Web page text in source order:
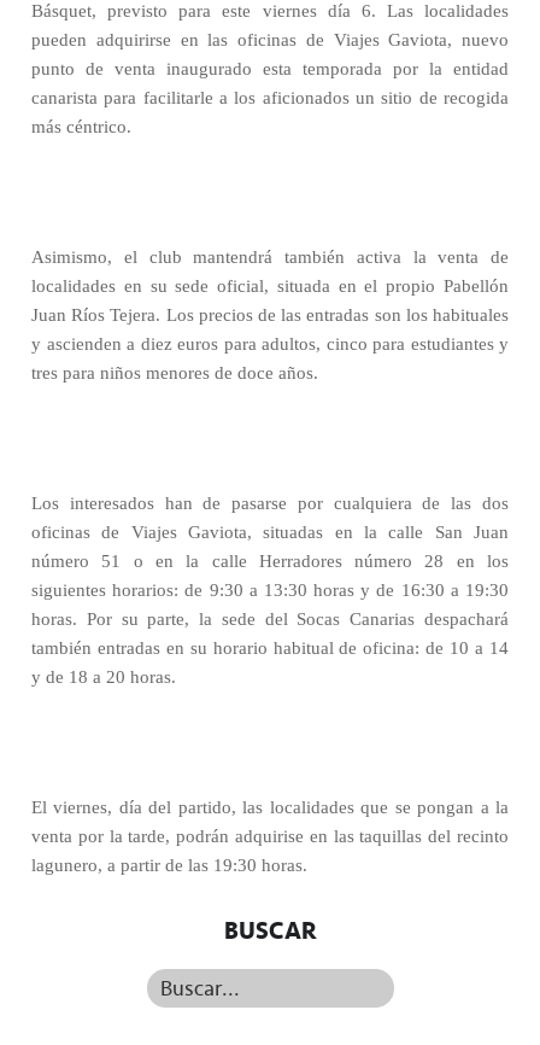
Básquet, previsto para este viernes día 6. Las localidades
pueden adquirirse en las oficinas de Viajes Gaviota, nuevo
punto de venta inaugurado esta temporada por la entidad
canarista para facilitarle a los aficionados un sitio de recogida
más céntrico.
Asimismo, el club mantendrá también activa la venta de
localidades en su sede oficial, situada en el propio Pabellón
Juan Ríos Tejera. Los precios de las entradas son los habituales
y ascienden a diez euros para adultos, cinco para estudiantes y
tres para niños menores de doce años.
Los interesados han de pasarse por cualquiera de las dos
oficinas de Viajes Gaviota, situadas en la calle San Juan
número 51 o en la calle Herradores número 28 en los
siguientes horarios: de 9:30 a 13:30 horas y de 16:30 a 19:30
horas. Por su parte, la sede del Socas Canarias despachará
también entradas en su horario habitual de oficina: de 10 a 14
y de 18 a 20 horas.
El viernes, día del partido, las localidades que se pongan a la
venta por la tarde, podrán adquirise en las taquillas del recinto
lagunero, a partir de las 19:30 horas.
BUSCAR
Buscar...